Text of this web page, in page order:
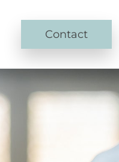
Contact